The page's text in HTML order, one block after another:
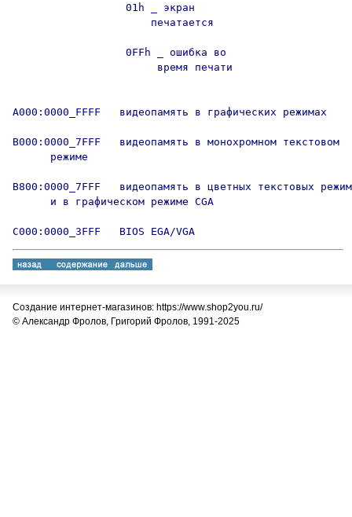
                  01h _ экран
                      печатается
                  0FFh _ ошибка во
                       время печати
A000:0000_FFFF   видеопамять в графических режимах
B000:0000_7FFF   видеопамять в монохромном текстовом
      режиме
B800:0000_7FFF   видеопамять в цветных текстовых
      и в графическом режиме CGA
C000:0000_3FFF   BIOS EGA/VGA
Создание интернет-магазинов: https://www.shop2you.ru/
© Александр Фролов, Григорий Фролов, 1991-2025